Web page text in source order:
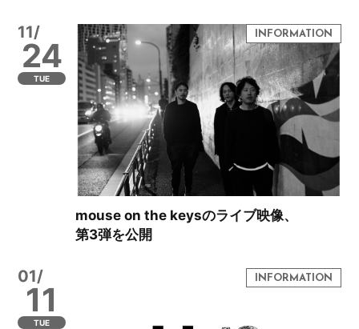
11/
24
TUE
mouse on the keysのライブ映像、
第3弾を公開
01/
11
TUE